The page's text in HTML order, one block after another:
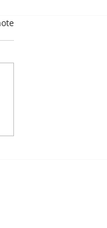
en dessinant le